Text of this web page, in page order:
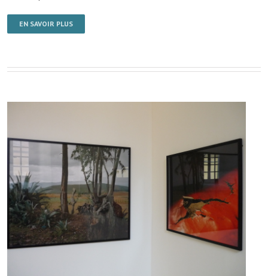
EN SAVOIR PLUS